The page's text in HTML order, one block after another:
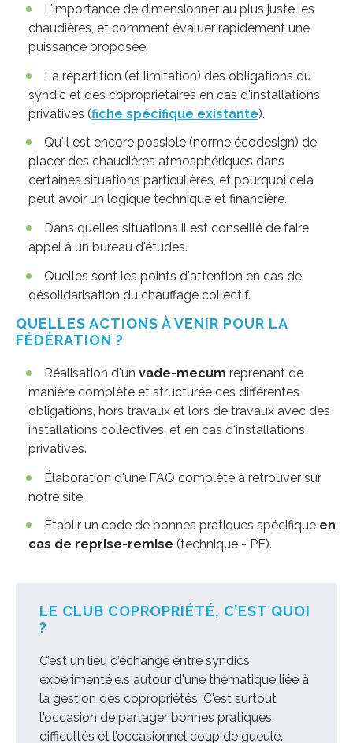
L'importance de dimensionner au plus juste les
chaudières, et comment évaluer rapidement une
puissance proposée.
La répartition (et limitation) des obligations du
syndic et des copropriétaires en cas d'installations
privatives (fiche spécifique existante).
Qu'il est encore possible (norme écodesign) de
placer des chaudières atmosphériques dans
certaines situations particulières, et pourquoi cela
peut avoir un logique technique et financière.
Dans quelles situations il est conseillé de faire
appel à un bureau d'études.
Quelles sont les points d'attention en cas de
désolidarisation du chauffage collectif.
QUELLES ACTIONS À VENIR POUR LA
FÉDÉRATION ?
Réalisation d'un vade-mecum reprenant de
manière complète et structurée ces différentes
obligations, hors travaux et lors de travaux avec des
installations collectives, et en cas d'installations
privatives.
Élaboration d'une FAQ complète à retrouver sur
notre site.
Établir un code de bonnes pratiques spécifique en
cas de reprise-remise (technique - PE).
LE CLUB COPROPRIÉTÉ, C’EST QUOI
?
C’est un lieu d’échange entre syndics
expérimenté.e.s autour d'une thématique liée à
la gestion des copropriétés. C'est surtout
l'occasion de partager bonnes pratiques,
difficultés et l’occasionnel coup de gueule.